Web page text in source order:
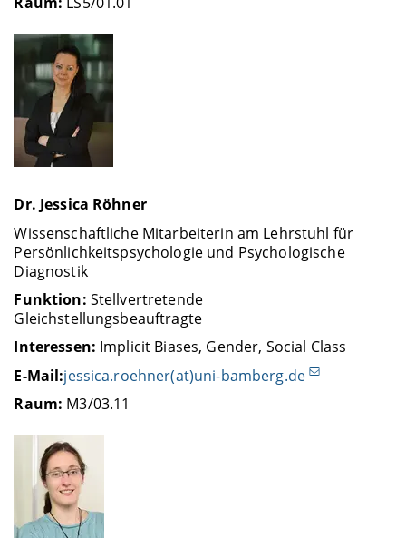
Dr. Jessica Röhner
Wissenschaftliche Mitarbeiterin am Lehrstuhl für
Persönlichkeitspsychologie und Psychologische
Diagnostik
Funktion: Stellvertretende
Gleichstellungsbeauftragte
Interessen: Implicit Biases, Gender, Social Class
E-Mail:jessica.roehner(at)uni-bamberg.de
Raum: M3/03.11